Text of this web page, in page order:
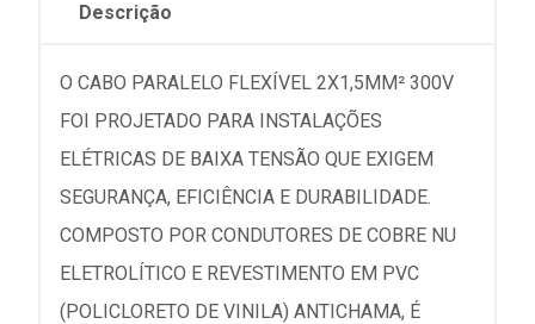
Descrição
O CABO PARALELO FLEXÍVEL 2X1,5MM² 300V
FOI PROJETADO PARA INSTALAÇÕES
ELÉTRICAS DE BAIXA TENSÃO QUE EXIGEM
SEGURANÇA, EFICIÊNCIA E DURABILIDADE.
COMPOSTO POR CONDUTORES DE COBRE NU
ELETROLÍTICO E REVESTIMENTO EM PVC
(POLICLORETO DE VINILA) ANTICHAMA, É